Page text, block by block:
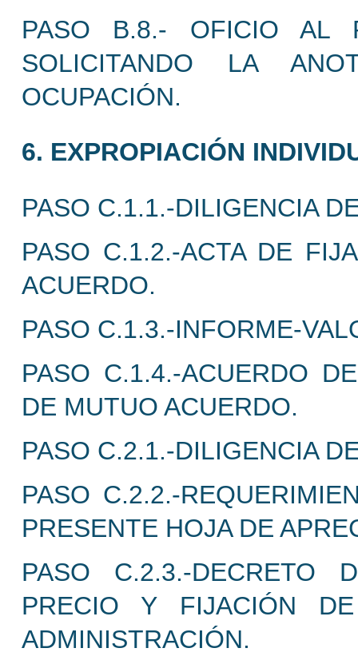
PASO B.8.- OFICIO AL
SOLICITANDO LA
OCUPACIÓN.
6. EXPROPIACIÓN
PASO C.1.1.-DILIGENCIA
PASO C.1.2.-ACTA DE
ACUERDO.
PASO C.1.3.-INFORME-
PASO C.1.4.-ACUERDO
DE MUTUO ACUERDO.
PASO C.2.1.-DILIGENCIA
PASO C.2.2.-
PRESENTE HOJA DE
PASO C.2.3.-DECRETO
PRECIO Y FIJACIÓN
ADMINISTRACIÓN.